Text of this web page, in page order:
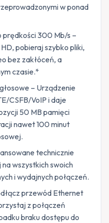
w ponad
prędkości 300 Mb/s –
pobieraj szybko pliki,
bez zakłóceń, a
czasie.*
– Urządzenie
CSFB/VoIP i daje
50 MB pamięci
nawet 100 minut
technicznie
wszystkich swoich
i wydajnych połączeń.
przewód Ethernet
z połączeń
braku dostępu do